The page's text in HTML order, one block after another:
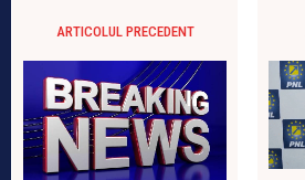
ARTICOLUL PRECEDENT